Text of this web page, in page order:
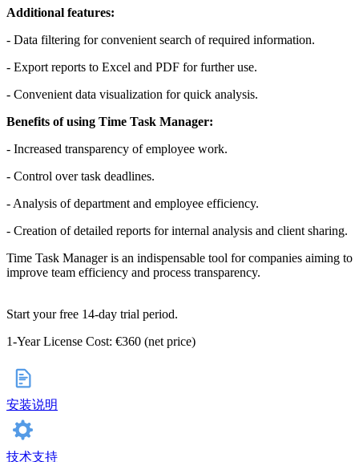
Additional features:
- Data filtering for convenient search of required information.
- Export reports to Excel and PDF for further use.
- Convenient data visualization for quick analysis.
Benefits of using Time Task Manager:
- Increased transparency of employee work.
- Control over task deadlines.
- Analysis of department and employee efficiency.
- Creation of detailed reports for internal analysis and client sharing.
Time Task Manager is an indispensable tool for companies aiming to
improve team efficiency and process transparency.
Start your free 14-day trial period.
1-Year License Cost: €360 (net price)
安装说明
技术支持